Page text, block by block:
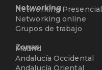
Networking
Networking Presencial
Networking online
Grupos de trabajo
Zonas
Madrid
Andalucía Occidental
Andalucía Oriental